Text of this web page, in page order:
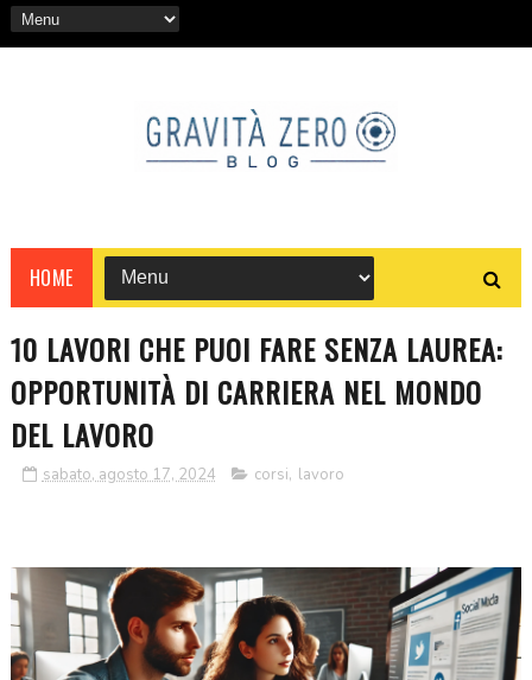
HOME
10 LAVORI CHE PUOI FARE SENZA LAUREA:
OPPORTUNITÀ DI CARRIERA NEL MONDO
DEL LAVORO
sabato, agosto 17, 2024 corsi, lavoro